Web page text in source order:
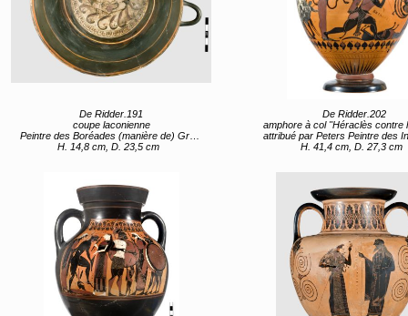
De Ridder.191
coupe laconienne
Peintre des Boréades (manière de) Grèce, Péloponnèse, Laconie, Sparte (lieu de création) 565 av JC (vers)
H. 14,8 cm, D. 23,5 cm
De Ridder.202
amphore à col "Héraclès contre le triple
attribué par Peters Peintre des Inscriptions (attribué) Italie, Reghion (lieu de
H. 41,4 cm, D. 27,3 cm